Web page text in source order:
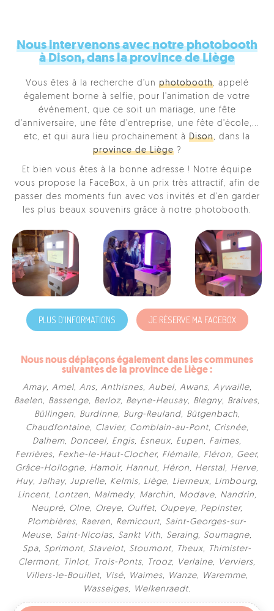
Nous intervenons avec notre photobooth
à Dison, dans la province de Liège
Vous êtes à la recherche d'un photobooth, appelé
également borne à selfie, pour l'animation de votre
événement, que ce soit un mariage, une fête
d'anniversaire, une fête d'entreprise, une fête d'école,...
etc, et qui aura lieu prochainement à Dison, dans la
province de Liège ?
Et bien vous êtes à la bonne adresse ! Notre équipe
vous propose la FaceBox, à un prix très attractif, afin de
passer des moments fun avec vos invités et d'en garder
les plus beaux souvenirs grâce à notre photobooth.
PLUS D'INFORMATIONS JE RÉSERVE MA FACEBOX
Nous nous déplaçons également dans les communes
suivantes de la province de Liège :
Amay, Amel, Ans, Anthisnes, Aubel, Awans, Aywaille,
Baelen, Bassenge, Berloz, Beyne-Heusay, Blegny, Braives,
Büllingen, Burdinne, Burg-Reuland, Bütgenbach,
Chaudfontaine, Clavier, Comblain-au-Pont, Crisnée,
Dalhem, Donceel, Engis, Esneux, Eupen, Faimes,
Ferrières, Fexhe-le-Haut-Clocher, Flémalle, Fléron, Geer,
Grâce-Hollogne, Hamoir, Hannut, Héron, Herstal, Herve,
Huy, Jalhay, Juprelle, Kelmis, Liège, Lierneux, Limbourg,
Lincent, Lontzen, Malmedy, Marchin, Modave, Nandrin,
Neupré, Olne, Oreye, Ouffet, Oupeye, Pepinster,
Plombières, Raeren, Remicourt, Saint-Georges-sur-
Meuse, Saint-Nicolas, Sankt Vith, Seraing, Soumagne,
Spa, Sprimont, Stavelot, Stoumont, Theux,
Thimister-
Clermont, Tinlot, Trois-Ponts, Trooz, Verlaine, Verviers,
Villers-le-Bouillet, Visé, Waimes, Wanze, Waremme,
Wasseiges, Welkenraedt.
FORMULE RECOMMANDÉE
DELUXE BOX